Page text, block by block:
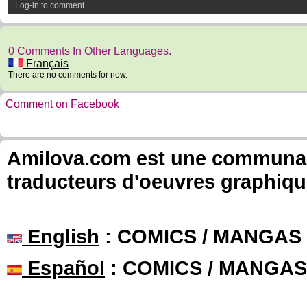
Log-in to comment
0 Comments In Other Languages.
Français
There are no comments for now.
Comment on Facebook
Amilova.com est une
traducteurs d'oeuvres
English : COMICS /
Español : COMICS /